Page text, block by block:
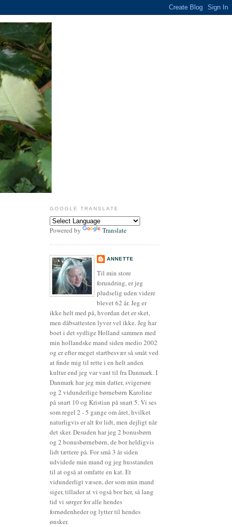
GOOGLE TRANSLATE
Powered by Translate
ANNETTE
Til min store
forundring, er jeg
pludselig uden videre
blevet 62 år. Jeg er
ikke helt med på, hvordan det er sket,
men dåbsattesten lyver vel ikke. Jeg har
boet i det sydlige Holland sammen med
min hollandske mand siden medio 2002
og er efter meget startbesvær så småt ved
at finde mig til rette i en helt anden
kultur end jeg var vant til fra Danmark. I
Danmark har jeg min datter, svigersøn
og 2 vidunderlige børnebørn Karoline
på snart 10 og Kristian på snart 5. Vi ses
som regel 2 - 5 gange om året, hvilket
naturligvis er alt for lidt, men dejligt når
det sker. Desuden har jeg 2 bonusbørn
og 2 bonusbørnebørn, de bor heldigvis
lidt tættere på. For små 3 år siden
udvidede min mand og jeg husstanden
til at også at omfatte en kat. Et
vidunderligt væsen, der som min mand
siger, tillader at vi også bor her, så lang
tid vi sørger for alle hendes
fornødenheder og lytter til hendes
ønsker.